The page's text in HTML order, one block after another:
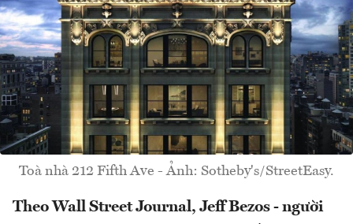
Toà nhà 212 Fifth Ave - Ảnh: Sotheby's/StreetEasy.
Theo Wall Street Journal, Jeff Bezos - người